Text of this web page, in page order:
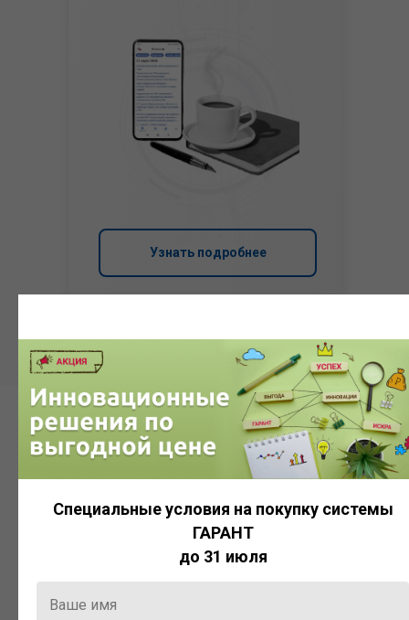
Узнать подробнее
Система
ГАРАНТ
Актуальная правовая информация
и инструменты для максимально
эффективной работы с ней.
Специальные условия на покупку системы
ГАРАНТ
до 31 июля